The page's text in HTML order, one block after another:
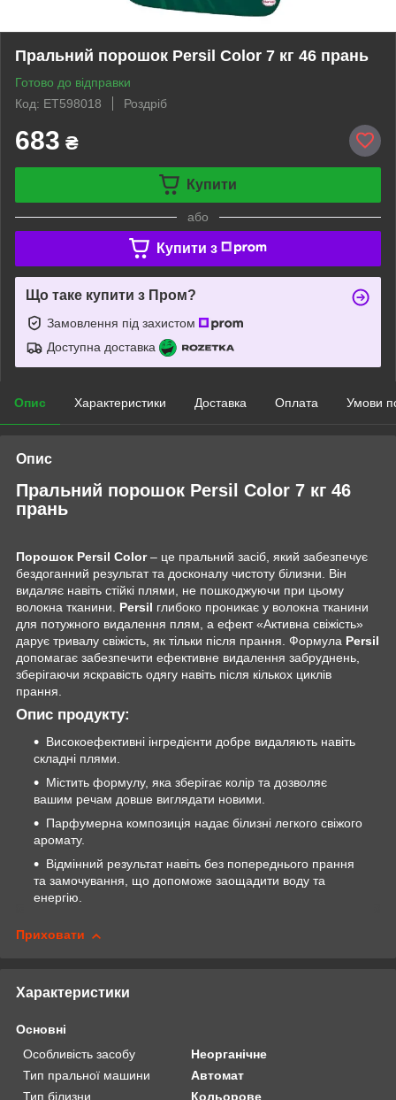
Пральний порошок Persil Color 7 кг 46 прань
Готово до відправки
Код: ET598018
Роздріб
683 ₴
Купити
або
Купити з
Що таке купити з Пром?
Замовлення під захистом
Доступна доставка
Опис Характеристики Доставка Оплата Умови
Опис
Пральний порошок Persil Color 7 кг 46
прань
Порошок Persil Color– це пральний засіб, який забезпечує
бездоганний результат та досконалу чистоту білизни. Він
видаляє навіть стійкі плями, не пошкоджуючи при цьому
волокна тканини. Persil глибоко проникає у волокна тканини
для потужного видалення плям, а ефект «Активна свіжість»
дарує тривалу свіжість, як тільки після прання. Формула Persil
допомагає забезпечити ефективне видалення забруднень,
зберігаючи яскравість одягу навіть після кількох циклів
прання.
Опис продукту:
Високоефективні інгредієнти добре видаляють навіть
складні плями.
Містить формулу, яка зберігає колір та дозволяє
вашим речам довше виглядати новими.
Парфумерна композиція надає білизні легкого свіжого
аромату.
Відмінний результат навіть без попереднього прання
та замочування, що допоможе заощадити воду та
енергію.
Приховати
Характеристики
Основні
Особливість засобу
Неорганічне
Тип пральної машини
Автомат
Тип білизни
Кольорове